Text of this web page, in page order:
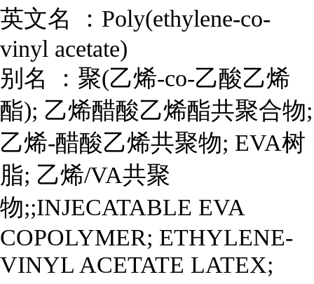
英文名 ： Poly(ethylene-co-
vinyl acetate)
别名 ： 聚(乙烯-co-乙酸乙烯
酯); 乙烯醋酸乙烯酯共聚合物;
乙烯-醋酸乙烯共聚物; EVA树
脂; 乙烯/VA共聚
物;;INJECATABLE EVA
COPOLYMER; ETHYLENE-
VINYL ACETATE LATEX;